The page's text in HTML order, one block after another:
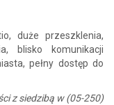
duże przeszklenia,
blisko komunikacji
pełny dostęp do
z siedzibą w (05-250)